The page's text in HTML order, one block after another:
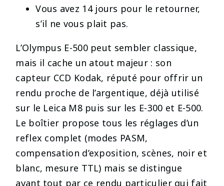
Vous avez 14 jours pour le retourner,
s’il ne vous plait pas.
L’Olympus E-500 peut sembler classique,
mais il cache un atout majeur : son
capteur CCD Kodak, réputé pour offrir un
rendu proche de l’argentique, déjà utilisé
sur le Leica M8 puis sur les E-300 et E-500.
Le boîtier propose tous les réglages d’un
reflex complet (modes PASM,
compensation d’exposition, scènes, noir et
blanc, mesure TTL) mais se distingue
avant tout par ce rendu particulier qui fait